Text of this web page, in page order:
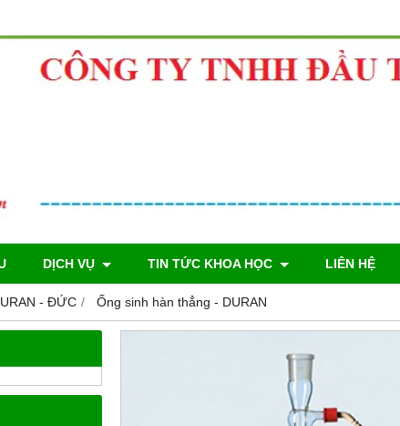
DỊCH VỤ TIN TỨC KHOA HỌC LIÊN HỆ
- ĐỨC Ống sinh hàn thẳng - DURAN